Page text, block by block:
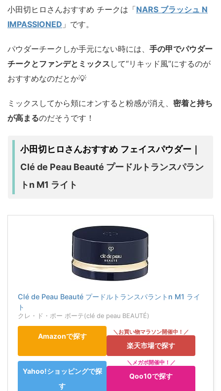
小田切ヒロさんおすすめ チークは「NARS ブラッシュ N
IMPASSIONED 」です。
パウダーチークしか手元にない時には、 手の甲でパウダー
チークとファンデとミックス して“リキッド風”にするのが
おすすめなのだとか💡
ミックスしてから頬にオンすると粉感が消え、 密着と持ち
が高まるのだそうです！
小田切ヒロさんおすすめ フェイスパウダー｜
Clé de Peau Beauté プードルトランスパラン
トn M1 ライト
Clé de Peau Beauté プードルトランスパラントn M1 ライ
ト
クレ・ド・ポー ボーテ(clé de peau BEAUTÉ)
Amazonで探す
楽天市場で探す
Yahoo!ショッピングで探
す
Qoo10で探す